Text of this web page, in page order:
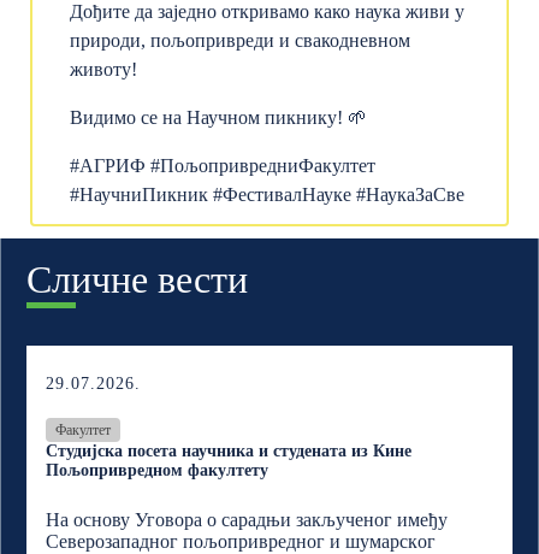
Дођите да заједно откривамо како наука живи у
природи, пољопривреди и свакодневном
животу!
Видимо се на Научном пикнику! 🌱
#АГРИФ #ПољопривредниФакултет
#НаучниПикник #ФестивалНауке #НаукаЗаСве
Сличне вести
29.07.2026.
Факултет
Студијска посета научника и студената из Кине
Пољопривредном факултету
На основу Уговора о сарадњи закљученог имеђу
Северозападног пољопривредног и шумарскoг